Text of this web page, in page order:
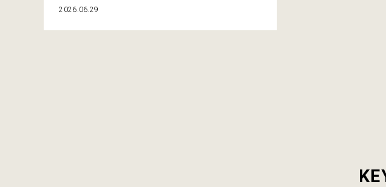
バーツとともに伝説を打ち立てた「インターカラー」
2026.06.29